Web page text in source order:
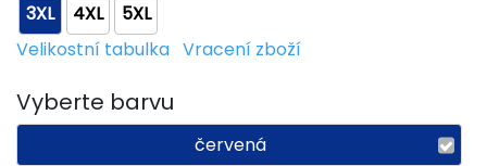
3XL 4XL
5XL
Velikostní tabulka Vracení zboží
Vyberte barvu
červená